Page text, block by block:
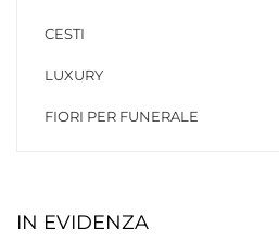
CESTI
LUXURY
FIORI PER FUNERALE
IN EVIDENZA